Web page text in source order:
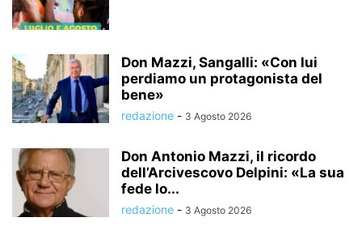
Don Mazzi, Sangalli: «Con lui
perdiamo un protagonista del
bene»
redazione - 3 Agosto 2026
Don Antonio Mazzi, il ricordo
dell’Arcivescovo Delpini: «La sua
fede lo...
redazione - 3 Agosto 2026